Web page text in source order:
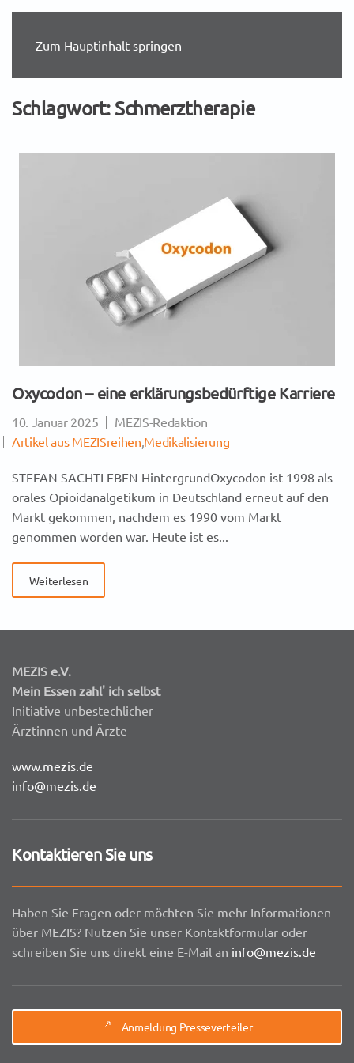
Zum Hauptinhalt springen
Schlagwort:Schmerztherapie
Oxycodon – eine erklärungsbedürftige Karriere
10. Januar 2025
MEZIS-Redaktion
Artikel aus MEZISreihen,Medikalisierung
STEFAN SACHTLEBEN HintergrundOxycodon ist 1998 als
orales Opioidanalgetikum in Deutschland erneut auf den
Markt gekommen, nachdem es 1990 vom Markt
genommen worden war. Heute ist es...
Weiterlesen
MEZIS e.V.
Mein Essen zahl' ich selbst
Initiative unbestechlicher
Ärztinnen und Ärzte
www.mezis.de
info@mezis.de
Kontaktieren Sie uns
Haben Sie Fragen oder möchten Sie mehr Informationen
über MEZIS? Nutzen Sie unser Kontaktformular oder
schreiben Sie uns direkt eine E-Mail an info@mezis.de
Anmeldung Presseverteiler